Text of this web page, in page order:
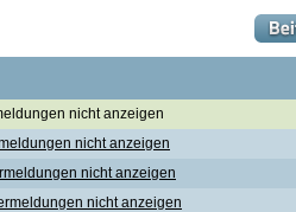
nicht anzeigen
nicht anzeigen
nicht anzeigen
nicht anzeigen